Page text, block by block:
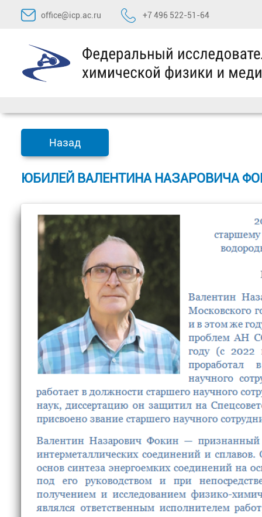
Перейти
содержимому
office@icp.ac.ru +7 496 522-51-64
Назад
ЮБИЛЕЙ ВАЛЕНТИНА НАЗАРОВИЧА